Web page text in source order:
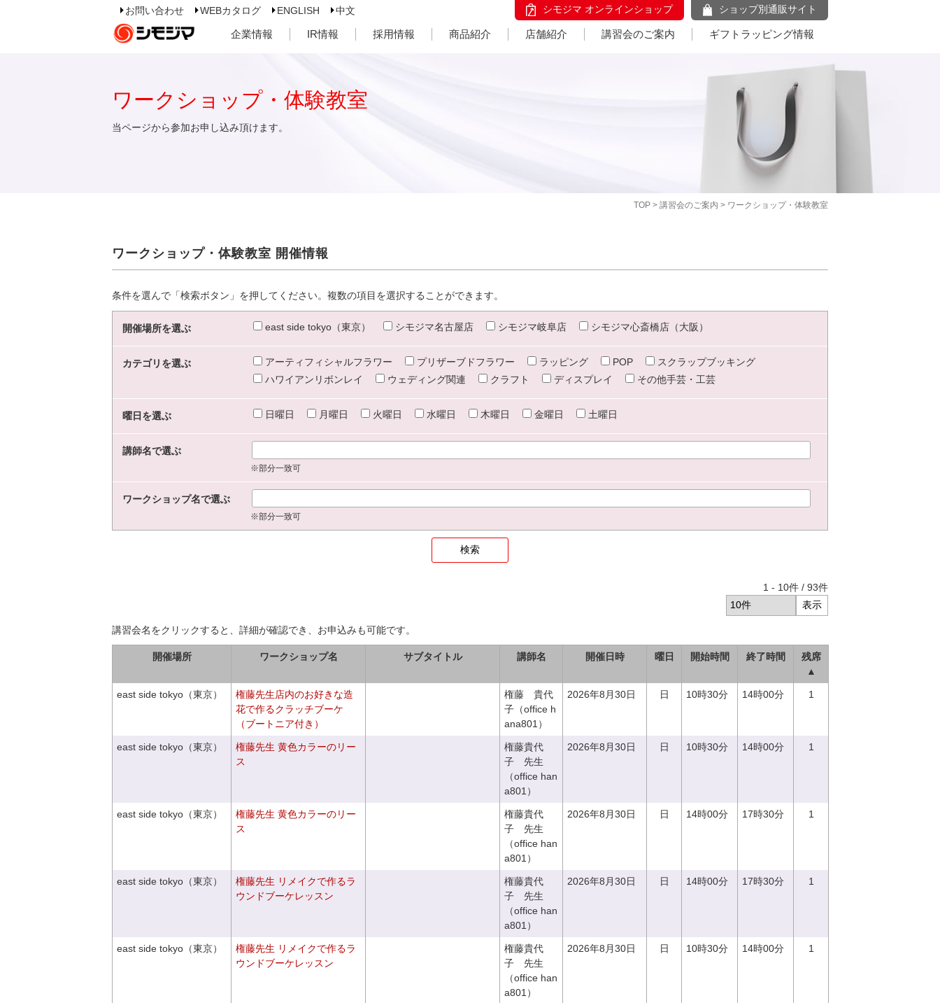
お問い合わせ WEBカタログ ENGLISH 中文 シモジマ オンラインショップ ショップ別通販サイト
企業情報 IR情報 採用情報 商品紹介 店舗紹介 講習会のご案内 ギフトラッピング情報
TOP > 講習会のご案内 > ワークショップ・体験教室
ワークショップ・体験教室
当ページから参加お申し込み頂けます。
ワークショップ・体験教室 開催情報
条件を選んで「検索ボタン」を押してください。複数の項目を選択することができます。
開催場所を選ぶ east side tokyo（東京） シモジマ名古屋店 シモジマ岐阜店 シモジマ心斎橋店（大阪）
カテゴリを選ぶ アーティフィシャルフラワー プリザーブドフラワー ラッピング POP
スクラップブッキング
ハワイアンリボンレイ
ウェディング関連 クラフト ディスプレイ その他手芸・工芸
曜日を選ぶ 日曜日 月曜日 火曜日 水曜日 木曜日 金曜日 土曜日
講師名で選ぶ
※部分一致可
ワークショップ名で選ぶ
※部分一致可
1 - 10件 / 93件
講習会名をクリックすると、詳細が確認でき、お申込みも可能です。
開催場所 ワークショップ名 サブタイトル 講師名 開催日時 曜日 開始時間 終了時間
残席
▲
east side tokyo（東京）
権藤先生店内のお好きな造
花で作るクラッチブーケ
（ブートニア付き）
権藤 貴代
子（office h
ana801）
2026年8月30日 日 10時30分 14時00分 1
east side tokyo（東京）
権藤先生 黄色カラーのリー
ス
権藤貴代
子 先生
（office han
a801）
2026年8月30日 日 10時30分 14時00分 1
east side tokyo（東京）
権藤先生 黄色カラーのリー
ス
権藤貴代
子 先生
（office han
a801）
2026年8月30日 日 14時00分 17時30分 1
east side tokyo（東京）
権藤先生 リメイクで作るラ
ウンドブーケレッスン
権藤貴代
子 先生
（office han
a801）
2026年8月30日 日 14時00分 17時30分 1
east side tokyo（東京）
権藤先生 リメイクで作るラ
ウンドブーケレッスン
権藤貴代
子 先生
（office han
a801）
2026年8月30日 日 10時30分 14時00分 1